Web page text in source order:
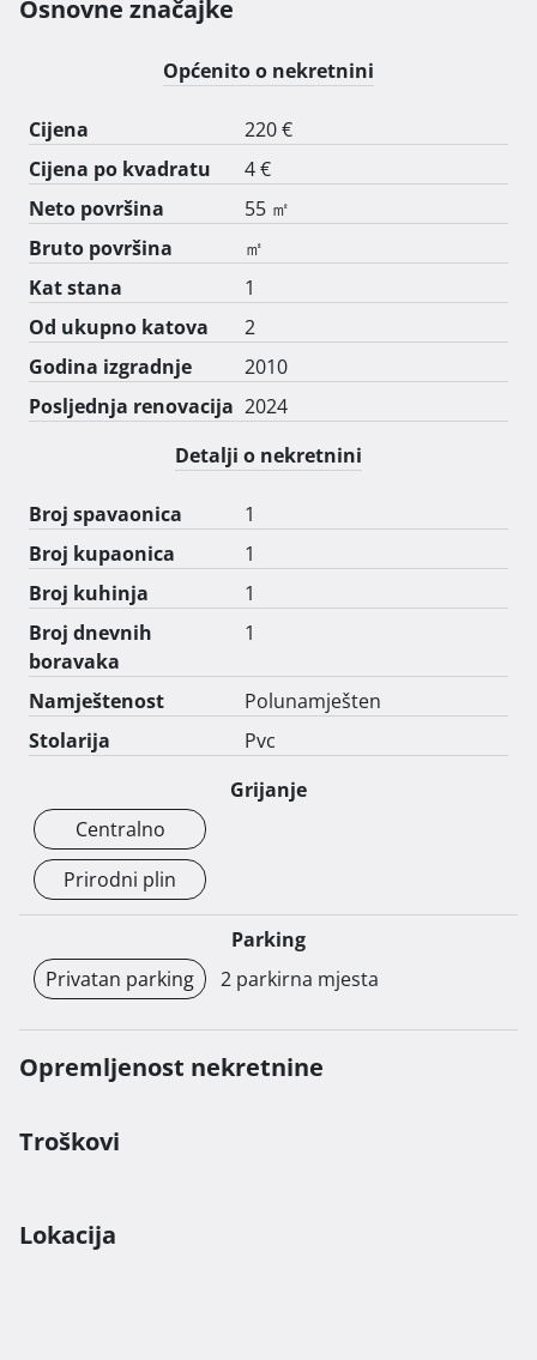
Cijena najma po radniku 220,00€+pdv.
Osnovne značajke
Općenito o nekretnini
Cijena
220 €
Cijena po kvadratu
4 €
Neto površina
55 ㎡
Bruto površina
㎡
Kat stana
1
Od ukupno katova
2
Godina izgradnje
2010
Posljednja renovacija 2024
Detalji o nekretnini
Broj spavaonica
1
Broj kupaonica
1
Broj kuhinja
1
Broj dnevnih
boravaka
1
Namještenost
Polunamješten
Stolarija
Pvc
Grijanje
Centralno
Prirodni plin
Parking
Privatan parking
2 parkirna mjesta
Opremljenost nekretnine
Troškovi
Lokacija